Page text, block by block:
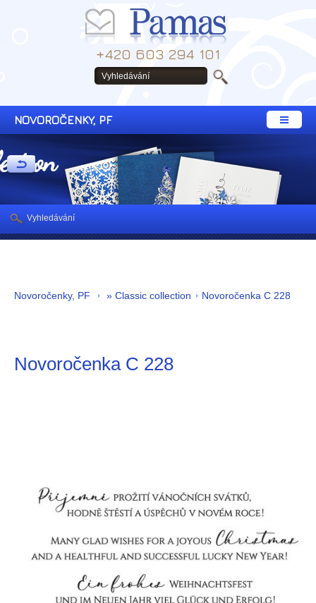
+420 603 294 101
NOVOROČENKY, PF
Novoročenky, PF » Classic collection Novoročenka C 228
Novoročenka C 228
Vyhledávání